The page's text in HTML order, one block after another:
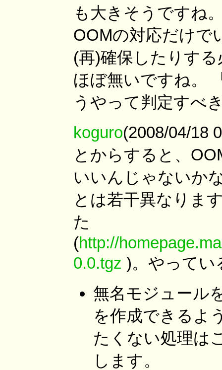
も大きそうですね
OOMの対応だけで
(再)確保したりす
ほぼ無いですね。
うやって判定すべ
koguro(2008/04/18
とからすると、
いいんじゃないか
とは若干異なりま
た
(http://
0.0.tgz )。やってい
無名モジュール
を作成できるよ
たくない処理は
します。